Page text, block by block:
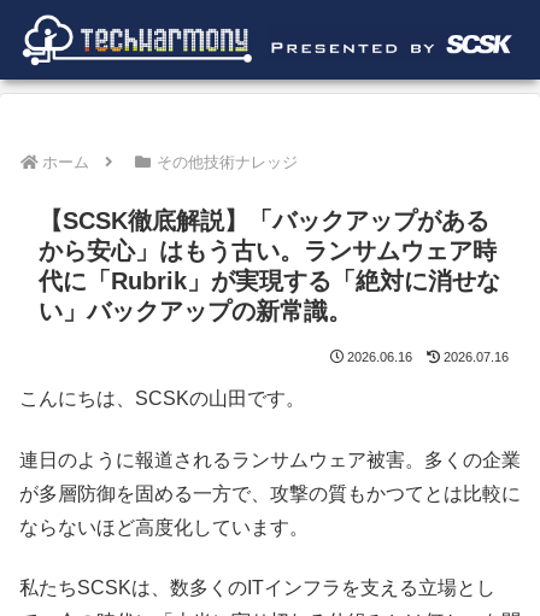
ホーム その他技術ナレッジ
【SCSK徹底解説】「バックアップがある
から安心」はもう古い。ランサムウェア時
代に「Rubrik」が実現する「絶対に消せな
い」バックアップの新常識。
2026.06.16 2026.07.16
こんにちは、SCSKの山田です。
連日のように報道されるランサムウェア被害。多くの企業
が多層防御を固める一方で、攻撃の質もかつてとは比較に
ならないほど高度化しています。
私たちSCSKは、数多くのITインフラを支える立場とし